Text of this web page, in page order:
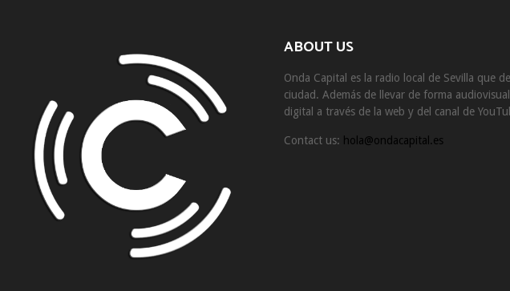
ABOUT US
Onda Capital es la radio local de Sevilla que
ciudad. Además de llevar de forma
digital a través de la web y del canal de
Contact us: hola@ondacapital.es